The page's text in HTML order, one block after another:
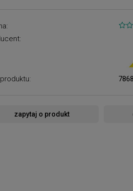
7868
zapytaj o produkt